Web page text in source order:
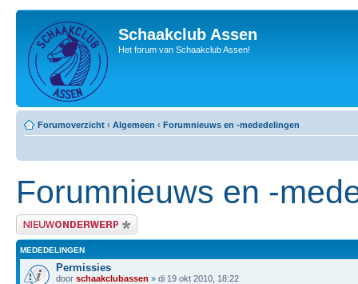
Schaakclub Assen
Het forum van Schaakclub Assen!
Forumoverzicht ‹ Algemeen ‹ Forumnieuws en -mededelingen
Forumnieuws en -
Plaats een nieuw bericht
MEDEDELINGEN
Permissies
door schaakclubassen » di 19 okt 2010, 18:22